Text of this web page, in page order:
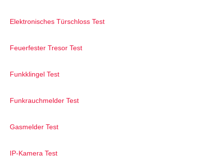
Elektronisches Türschloss Test
Feuerfester Tresor Test
Funkklingel Test
Funkrauchmelder Test
Gasmelder Test
IP-Kamera Test